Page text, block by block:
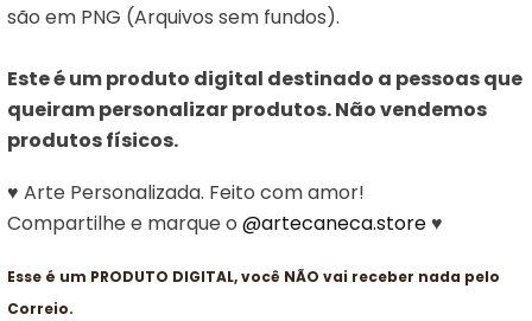
são em PNG (Arquivos sem fundos).
Este é um produto digital destinado a pessoas que
queiram personalizar produtos. Não vendemos
produtos físicos.
♥ Arte Personalizada. Feito com amor!
Compartilhe e marque o @artecaneca.store♥
Esse é um PRODUTO DIGITAL, você NÃO vai receber nada pelo
Correio.